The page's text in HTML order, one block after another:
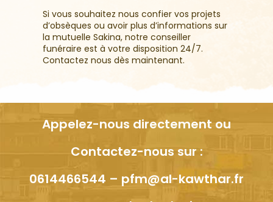
Si vous souhaitez nous confier vos projets
d’obsèques ou avoir plus d’informations sur
la mutuelle Sakina, notre conseiller
funéraire est à votre disposition 24/7.
Contactez nous dès maintenant.
Appelez-nous directement ou
Contactez-nous sur :
0614466544 – pfm@al-kawthar.fr